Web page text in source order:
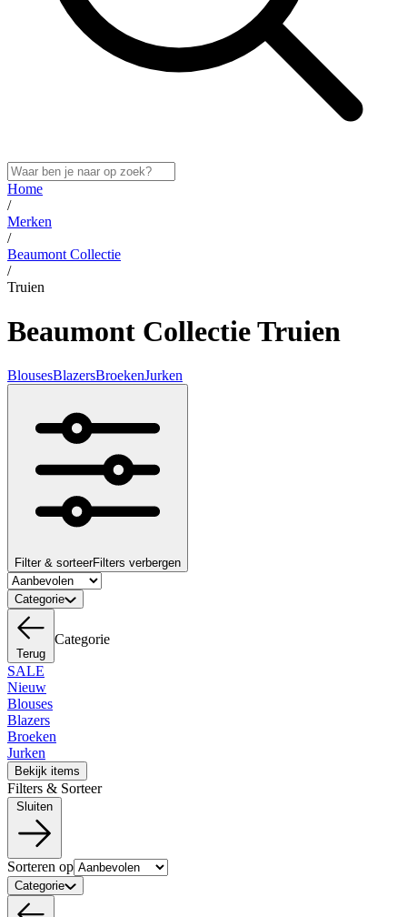
Home
/
Merken
/
Beaumont Collectie
/
Truien
Beaumont Collectie Truien
BlousesBlazersBroekenJurken
Filter & sorteerFilters verbergen
Categorie
Terug
Categorie
SALE
Nieuw
Blouses
Blazers
Broeken
Jurken
Bekijk items
Filters & Sorteer
Sorteren op
Categorie